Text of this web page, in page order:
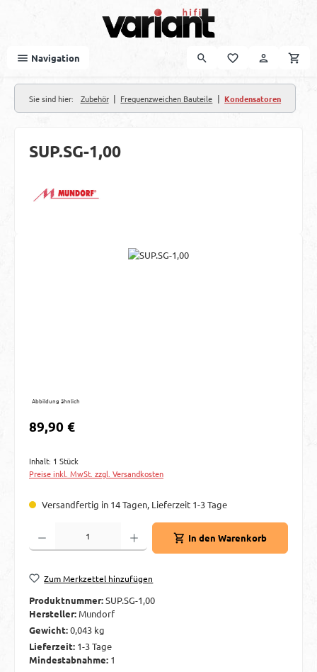
Navigation
Sie sind hier: Zubehör | Frequenzweichen Bauteile | Kondensatoren
SUP.SG-1,00
Bildergalerie überspringen
Abbildung ähnlich
Regulärer Preis:
89,90 €
Inhalt: 1 Stück
Preise inkl. MwSt. zzgl. Versandkosten
Versandfertig in 14 Tagen, Lieferzeit 1-3 Tage
Produkt Anzahl: Gib den gewünschten Wert ein oder benutze die Schaltflächen
In den Warenkorb
Zum Merkzettel hinzufügen
Produktnummer:SUP.SG-1,00
Hersteller: Mundorf
Gewicht:0,043 kg
Lieferzeit: 1-3 Tage
Mindestabnahme: 1